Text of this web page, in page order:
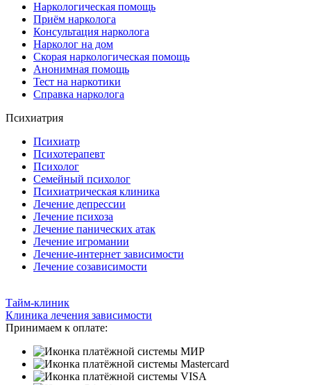
Наркологическая помощь
Приём нарколога
Консультация нарколога
Нарколог на дом
Скорая наркологическая помощь
Анонимная помощь
Тест на наркотики
Справка нарколога
Психиатрия
Психиатр
Психотерапевт
Психолог
Семейный психолог
Психиатрическая клиника
Лечение депрессии
Лечение психоза
Лечение панических атак
Лечение игромании
Лечение-интернет зависимости
Лечение созависимости
Тайм-клиник
Клиника лечения зависимости
Принимаем к оплате: